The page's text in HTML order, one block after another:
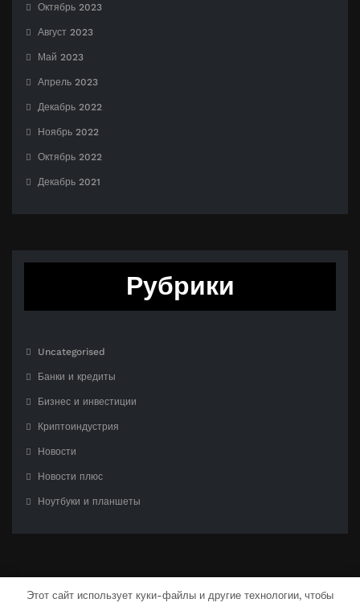
Октябрь 2023
Август 2023
Май 2023
Апрель 2023
Декабрь 2022
Ноябрь 2022
Октябрь 2022
Декабрь 2021
Рубрики
Uncategorised
Банки и кредиты
Бизнес и инвестиции
Криптоиндустрия
Новости
Новости плюс
Ноутбуки и планшеты
Этот сайт использует куки-файлы и другие технологии, чтобы